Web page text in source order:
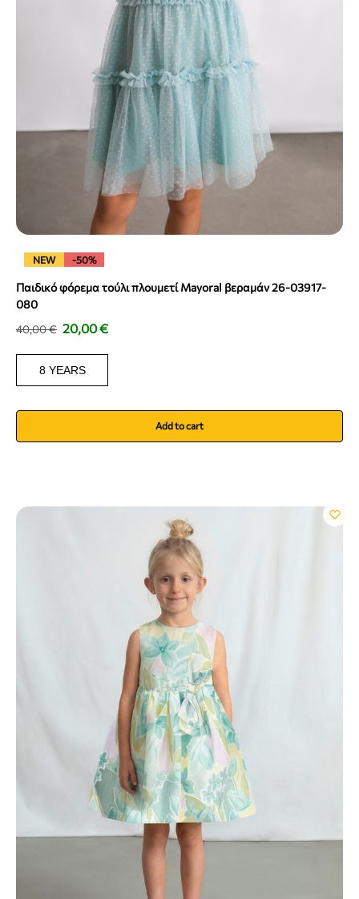
NEW -50%
Παιδικό φόρεμα τούλι πλουμετί Mayoral βεραμάν 26-03917-
080
40,00€ 20,00€
8 YEARS
Add to cart